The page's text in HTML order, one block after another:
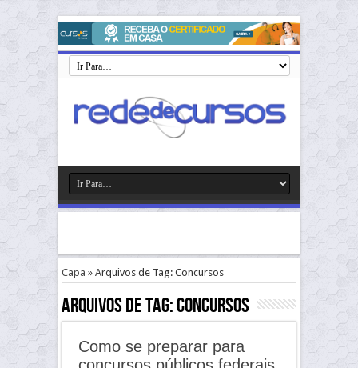
Capa » Arquivos de Tag: Concursos
Arquivos de Tag:Concursos
Como se preparar para